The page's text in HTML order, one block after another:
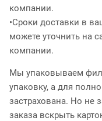
компании.
•Сроки доставки в
можете уточнить на
компании.
Мы упаковываем
упаковку, а для
застрахована. Но не
заказа вскрыть